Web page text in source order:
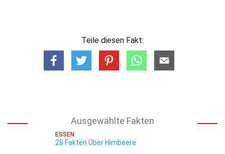
Teile diesen Fakt:
Ausgewählte Fakten
ESSEN
28 Fakten Über Himbeere